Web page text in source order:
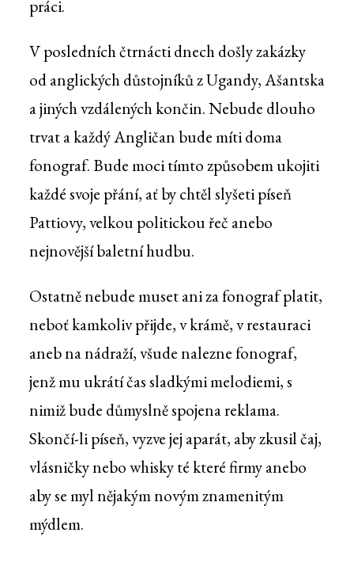
práci.
V posledních čtrnácti dnech došly zakázky
od anglických důstojníků z Ugandy, Ašantska
a jiných vzdálených končin. Nebude dlouho
trvat a každý Angličan bude míti doma
fonograf. Bude moci tímto způsobem ukojiti
každé svoje přání, ať by chtěl slyšeti píseň
Pattiovy, velkou politickou řeč anebo
nejnovější baletní hudbu.
Ostatně nebude muset ani za fonograf platit,
neboť kamkoliv přijde, v krámě, v restauraci
aneb na nádraží, všude nalezne fonograf,
jenž mu ukrátí čas sladkými melodiemi, s
nimiž bude důmyslně spojena reklama.
Skončí-li píseň, vyzve jej aparát, aby zkusil čaj,
vlásničky nebo whisky té které firmy anebo
aby se myl nějakým novým znamenitým
mýdlem.